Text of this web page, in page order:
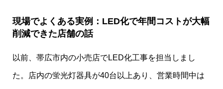
現場でよくある実例：LED化で年間コストが大幅
削減できた店舗の話
以前、帯広市内の小売店でLED化工事を担当しまし
た。店内の蛍光灯器具が40台以上あり、営業時間中は